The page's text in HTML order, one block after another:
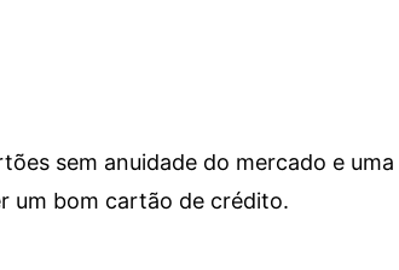
sem anuidade do mercado e uma
um bom cartão de crédito.